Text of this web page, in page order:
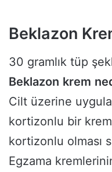
Beklazon
30 gramlık tüp
Beklazon krem
Cilt üzerine
kortizonlu bir
kortizonlu olması
Egzama